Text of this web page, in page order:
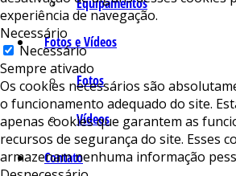
Fotos e Vídeos
Fotos
Vídeos
Contato
experiência de navegação.
Necessário
Necessário
Sempre ativado
Os cookies necessários são
o funcionamento adequado do site.
apenas cookies que garantem as
recursos de segurança do site. Esses
armazenam nenhuma informação